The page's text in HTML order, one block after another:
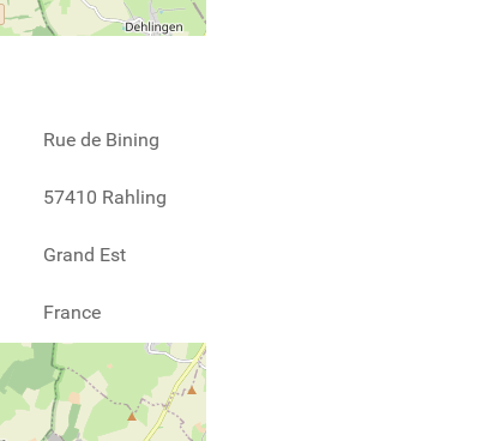
Rue de Bining
57410 Rahling
Grand Est
France